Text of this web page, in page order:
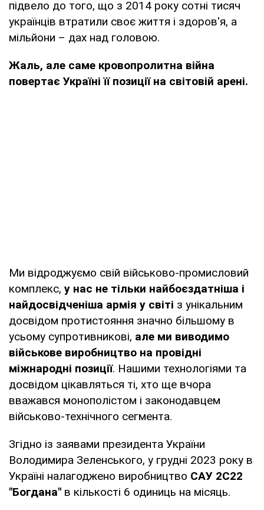
підвело до того, що з 2014 року сотні тисяч
українців втратили своє життя і здоров'я, а
мільйони – дах над головою.
Жаль, але саме кровопролитна війна
повертає Україні її позиції на світовій арені.
Ми відроджуємо свій військово-промисловий
комплекс, у нас не тільки найбоєздатніша і
найдосвідченіша армія у світі з унікальним
досвідом протистояння значно більшому в
усьому супротивникові, але ми виводимо
військове виробництво на провідні
міжнародні позиції. Нашими технологіями та
досвідом цікавляться ті, хто ще вчора
вважався монополістом і законодавцем
військово-технічного сегмента.
Згідно із заявами президента України
Володимира Зеленського, у грудні 2023 року в
Україні налагоджено виробництво САУ 2С22
"Богдана" в кількості 6 одиниць на місяць.